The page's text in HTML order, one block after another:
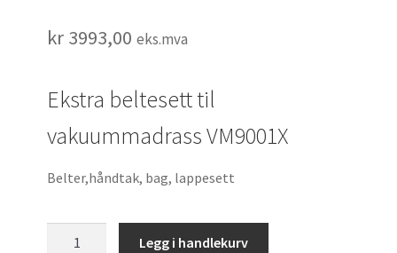
kr3993,00 eks.mva
Ekstra beltesett til
vakuummadrass VM9001X
Belter,håndtak, bag, lappesett
Legg i handlekurv